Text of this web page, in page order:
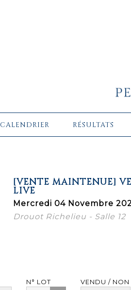
CALENDRIER RÉSULTATS
[VENTE MAINTENUE]
LIVE
Mercredi 04 Novembre
Drouot Richelieu - Salle 12
N° LOT
VENDU / NON